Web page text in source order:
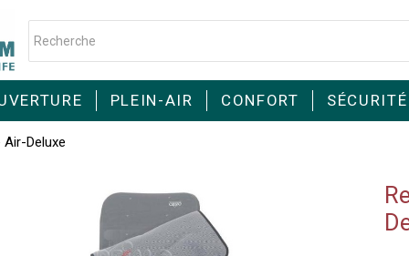
PLEIN-AIR CONFORT SÉCURITÉ
Deluxe